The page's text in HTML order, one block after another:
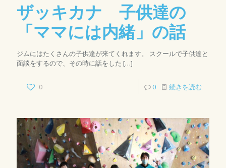
ザッキカナ 子供達の
「ママには内緒」の話
ジムにはたくさんの子供達が来てくれます。 スクールで子供達と
面談をするので、その時に話をした […]
0 0 続きを読む